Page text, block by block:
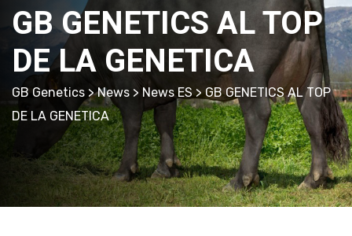
GB GENETICS AL TOP
DE LA GENETICA
GB Genetics >News > News ES> GB GENETICS AL TOP
DE LA GENETICA